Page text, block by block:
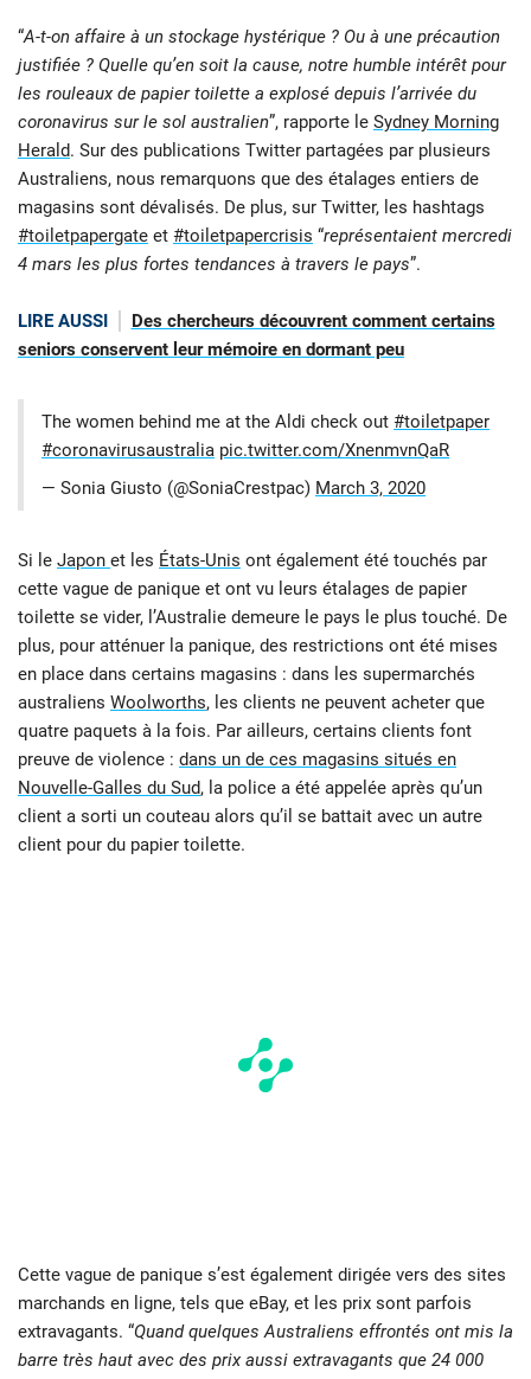
“A-t-on affaire à un stockage hystérique ? Ou à une précaution
justifiée ? Quelle qu’en soit la cause, notre humble intérêt pour
les rouleaux de papier toilette a explosé depuis l’arrivée du
coronavirus sur le sol australien”, rapporte le Sydney Morning
Herald. Sur des publications Twitter partagées par plusieurs
Australiens, nous remarquons que des étalages entiers de
magasins sont dévalisés. De plus, sur Twitter, les hashtags
#toiletpapergate et #toiletpapercrisis “représentaient mercredi
4 mars les plus fortes tendances à travers le pays”.
LIRE AUSSI
Des chercheurs découvrent comment certains
seniors conservent leur mémoire en dormant peu
The women behind me at the Aldi check out #toiletpaper
#coronavirusaustralia pic.twitter.com/XnenmvnQaR
— Sonia Giusto (@SoniaCrestpac) March 3, 2020
Si le Japon et les États-Unis ont également été touchés par
cette vague de panique et ont vu leurs étalages de papier
toilette se vider, l’Australie demeure le pays le plus touché. De
plus, pour atténuer la panique, des restrictions ont été mises
en place dans certains magasins : dans les supermarchés
australiens Woolworths, les clients ne peuvent acheter que
quatre paquets à la fois. Par ailleurs, certains clients font
preuve de violence : dans un de ces magasins situés en
Nouvelle-Galles du Sud, la police a été appelée après qu’un
client a sorti un couteau alors qu’il se battait avec un autre
client pour du papier toilette.
Cette vague de panique s’est également dirigée vers des sites
marchands en ligne, tels que eBay, et les prix sont parfois
extravagants. “Quand quelques Australiens effrontés ont mis la
barre très haut avec des prix aussi extravagants que 24 000